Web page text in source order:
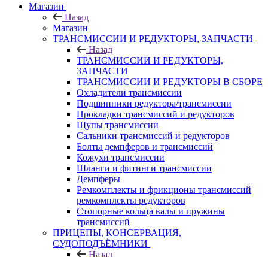
Магазин
Назад
Магазин
ТРАНСМИССИИ И РЕДУКТОРЫ, ЗАПЧАСТИ
Назад
ТРАНСМИССИИ И РЕДУКТОРЫ,
ЗАПЧАСТИ
ТРАНСМИССИИ И РЕДУКТОРЫ В СБОРЕ
Охладители трансмиссии
Подшипники редуктора/трансмиссии
Прокладки трансмиссий и редукторов
Щупы трансмиссии
Сальники трансмиссий и редукторов
Болты демпферов и трансмиссий
Кожухи трансмиссии
Шланги и фитинги трансмиссии
Демпферы
Ремкомплекты и фрикционы трансмиссий
ремкомплекты редукторов
Стопорные кольца валы и пружины
трансмиссий
ПРИЦЕПЫ, КОНСЕРВАЦИЯ,
СУДОПОДЪЁМНИКИ
Назад